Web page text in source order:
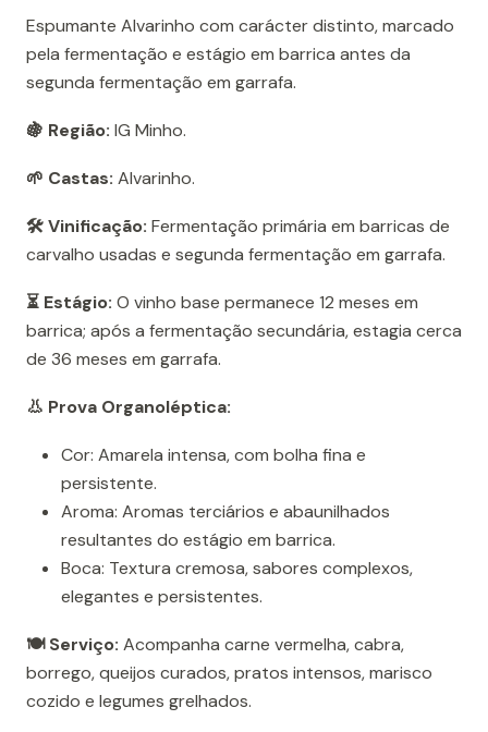
Espumante Alvarinho com carácter distinto, marcado
pela fermentação e estágio em barrica antes da
segunda fermentação em garrafa.
🍇 Região: IG Minho.
🌱 Castas: Alvarinho.
🛠️ Vinificação: Fermentação primária em barricas de
carvalho usadas e segunda fermentação em garrafa.
⏳ Estágio: O vinho base permanece 12 meses em
barrica; após a fermentação secundária, estagia cerca
de 36 meses em garrafa.
👃 Prova Organoléptica:
Cor: Amarela intensa, com bolha fina e
persistente.
Aroma: Aromas terciários e abaunilhados
resultantes do estágio em barrica.
Boca: Textura cremosa, sabores complexos,
elegantes e persistentes.
🍽️ Serviço: Acompanha carne vermelha, cabra,
borrego, queijos curados, pratos intensos, marisco
cozido e legumes grelhados.